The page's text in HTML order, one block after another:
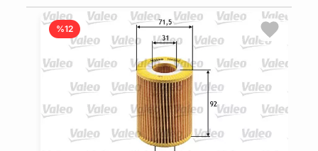
Bu üründen en fazla 5 adet sipariş verilebilir. 5
adedin üzerindeki siparişleri iptal etme hakkı
maviparca.com tarafından saklı tutulmaktadır.
Belirlenen bu limit kurumsal siparişlerde geçerli
değildir. Kurumsal siparişler için farklı limitler ve
özel teklifler sunulabilmektedir.
14 gün içinde ücretsiz iade. Detaylı bilgi için
tıklayın.
%12